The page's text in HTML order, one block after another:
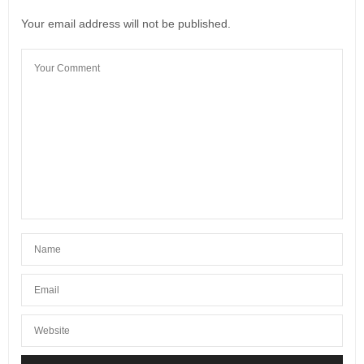
MERCI CLIO pour tes conseils et recommandations.
Your email address will not be published.